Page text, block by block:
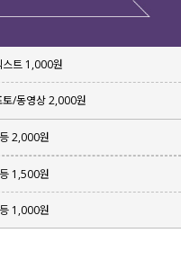
스트 1,000원
토/동영상 2,000원
2,000원
1,500원
1,000원